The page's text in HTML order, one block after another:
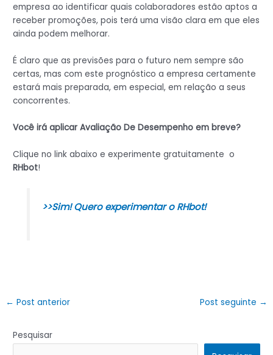
empresa ao identificar quais colaboradores estão aptos a
receber promoções, pois terá uma visão clara em que eles
ainda podem melhorar.
É claro que as previsões para o futuro nem sempre são
certas, mas com este prognóstico a empresa certamente
estará mais preparada, em especial, em relação a seus
concorrentes.
Você irá aplicar Avaliação De Desempenho em breve?
Clique no link abaixo e experimente gratuitamente o
RHbot!
>>Sim! Quero experimentar o RHbot!
← Post anterior Post seguinte →
Pesquisar